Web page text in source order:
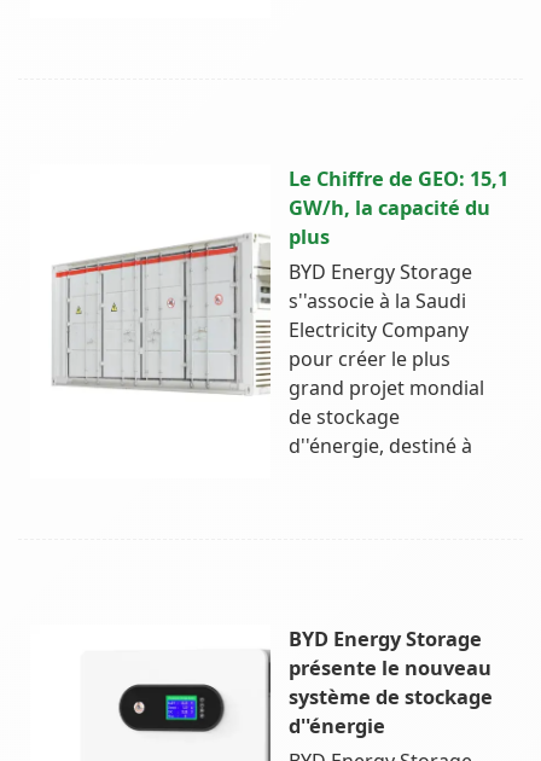
Le Chiffre de GEO: 15,1
GW/h, la capacité du
plus
BYD Energy Storage
s''associe à la Saudi
Electricity Company
pour créer le plus
grand projet mondial
de stockage
d''énergie, destiné à
BYD Energy Storage
présente le nouveau
système de stockage
d''énergie